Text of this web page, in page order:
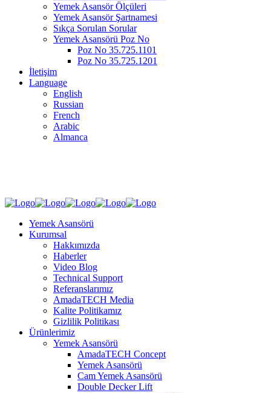
Yemek Asansör Ölçüleri
Yemek Asansör Şartnamesi
Sıkça Sorulan Sorular
Yemek Asansörü Poz No
Poz No 35.725.1101
Poz No 35.725.1201
İletişim
Language
English
Russian
French
Arabic
Almanca
Yemek Asansörü
Kurumsal
Hakkımızda
Haberler
Video Blog
Technical Support
Referanslarımız
AmadaTECH Media
Kalite Politikamız
Gizlilik Politikası
Ürünlerimiz
Yemek Asansörü
AmadaTECH Concept
Yemek Asansörü
Cam Yemek Asansörü
Double Decker Lift